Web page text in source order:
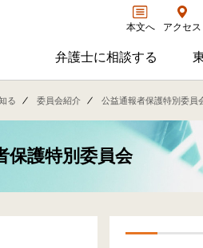
本文へ アクセス
弁護士に相談する
弁護士に相談す
る 委員会紹介 公益通報者保護特別委員
保護特別委員会